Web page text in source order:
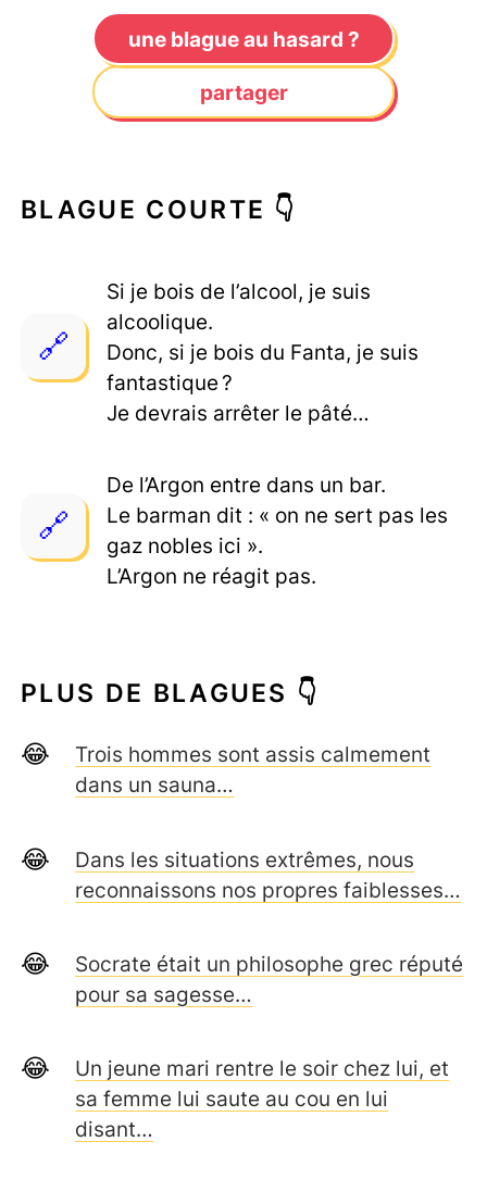
une blague au hasard ?
partager
BLAGUE COURTE 👇
Si je bois de l’alcool, je suis
alcoolique.
Donc, si je bois du Fanta, je suis
fantastique ?
Je devrais arrêter le pâté…
De l’Argon entre dans un bar.
Le barman dit : « on ne sert pas les
gaz nobles ici ».
L’Argon ne réagit pas.
PLUS DE BLAGUES 👇
Trois hommes sont assis calmement
dans un sauna…
Dans les situations extrêmes, nous
reconnaissons nos propres faiblesses…
Socrate était un philosophe grec réputé
pour sa sagesse…
Un jeune mari rentre le soir chez lui, et
sa femme lui saute au cou en lui
disant…